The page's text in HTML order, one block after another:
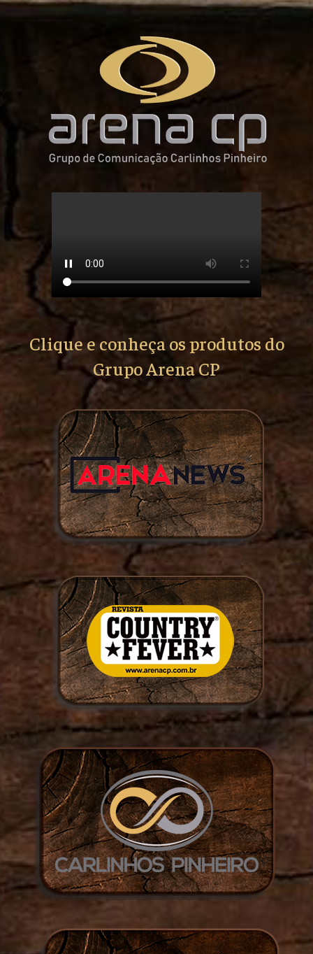
Clique e conheça os produtos do
Grupo Arena CP